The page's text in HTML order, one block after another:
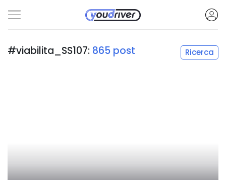
#viabilita_SS107: 865 post Ricerca